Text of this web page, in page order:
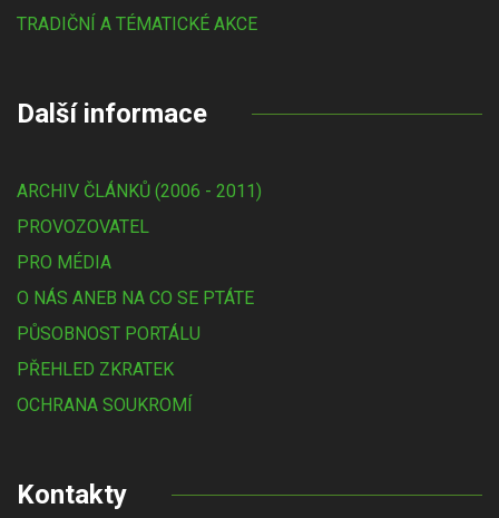
TRADIČNÍ A TÉMATICKÉ AKCE
Další informace
ARCHIV ČLÁNKŮ (2006 - 2011)
PROVOZOVATEL
PRO MÉDIA
O NÁS ANEB NA CO SE PTÁTE
PŮSOBNOST PORTÁLU
PŘEHLED ZKRATEK
OCHRANA SOUKROMÍ
Kontakty